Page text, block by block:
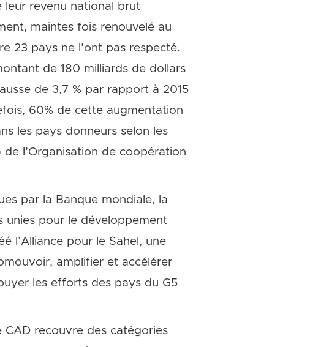
leur revenu national brut
maintes fois renouvelé au
23 pays ne l’ont pas respecté.
de 180 milliards de dollars
de 3,7 % par rapport à 2015
60% de cette augmentation
les pays donneurs selon les
l’Organisation de coopération
par la Banque mondiale, la
unies pour le développement
l’Alliance pour le Sahel, une
amplifier et accélérer
les efforts des pays du G5
CAD recouvre des catégories